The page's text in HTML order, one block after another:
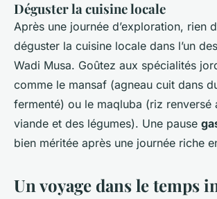
Déguster la cuisine locale
Après une journée d’exploration, rien
déguster la cuisine locale dans l’un
Wadi Musa. Goûtez aux spécialités
comme le mansaf (agneau cuit dans
fermenté) ou le maqluba (riz renversé
viande et des légumes). Une pause
bien méritée après une journée riche
Un voyage dans le temps